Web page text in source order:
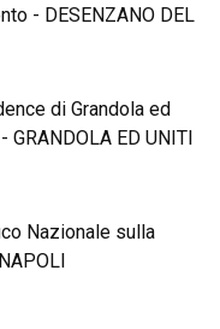
- DESENZANO DEL
di Grandola ed
GRANDOLA ED UNITI
Nazionale sulla